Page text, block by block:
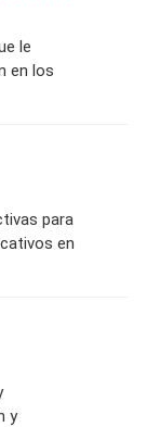
le
en los
para
en
y